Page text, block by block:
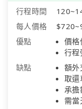
行程時間
每人價格
優點
價格
行程
缺點
額外
取還
承
需當